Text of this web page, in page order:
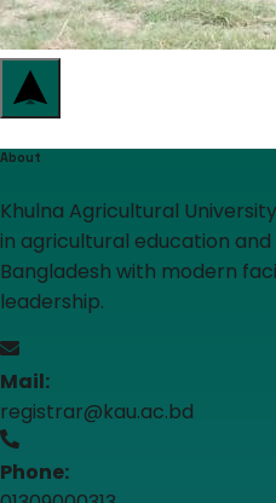
About
Khulna Agricultural
in agricultural education
Bangladesh with modern
leadership.
Mail:
registrar@kau.ac.bd
Phone: